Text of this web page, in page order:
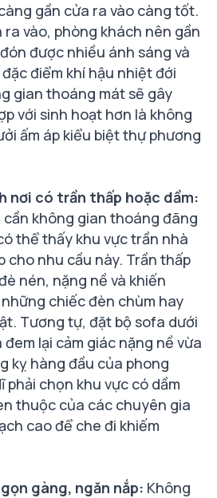
gần cửa ra vào càng tốt.
ra vào, phòng khách nên gần
được nhiều ánh sáng và
điểm khí hậu nhiệt đới
gian thoáng mát sẽ gây
với sinh hoạt hơn là không
ấm áp kiểu biệt thự phương
nơi có trần thấp hoặc dầm:
không gian thoáng đãng
thể thấy khu vực trần nhà
cho nhu cầu này. Trần thấp
nén, nặng nề và khiến
chiếc đèn chùm hay
Tương tự, đặt bộ sofa dưới
lại cảm giác nặng nề vừa
kỵ hàng đầu của phong
phải chọn khu vực có dầm
thuộc của các chuyên gia
cao để che đi khiếm
gàng, ngăn nắp: Không